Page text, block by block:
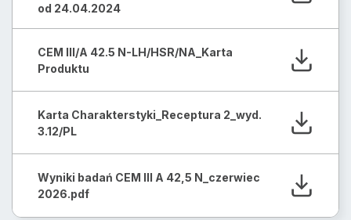
od 24.04.2024
CEM III/A 42.5 N-LH/HSR/NA_Karta
Produktu
Karta Charakterstyki_Receptura 2_wyd.
3.12/PL
Wyniki badań CEM III A 42,5 N_czerwiec
2026.pdf